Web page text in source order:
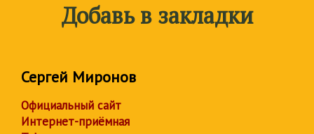
Добавь в закладки
Сергей Миронов
Официальный сайт
Интернет-приёмная